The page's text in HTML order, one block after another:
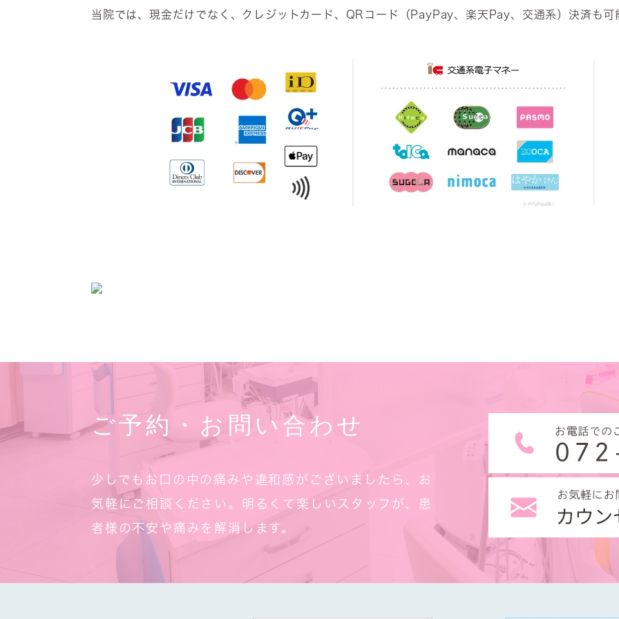
当院では、現金だけでなく、クレジットカード、QRコード（PayPay、楽天Pay、交通系）決済も可
ご予約・お問い合わせ
少しでもお口の中の痛みや違和感がございましたら、お
気軽にご相談ください。明るくて楽しいスタッフが、患
者様の不安や痛みを解消します。